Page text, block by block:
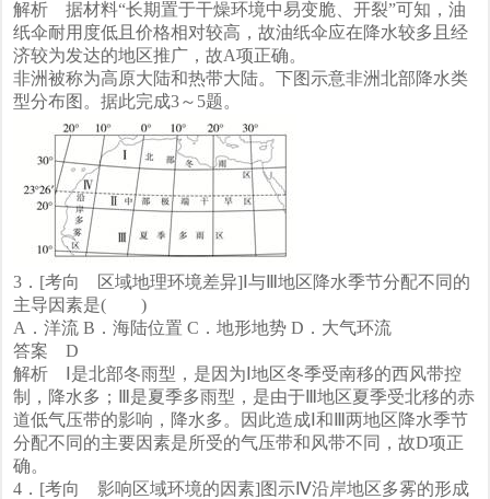
解析 据材料“长期置于干燥环境中易变脆、开裂”可知，油
纸伞耐用度低且价格相对较高，故油纸伞应在降水较多且经
济较为发达的地区推广，故A项正确。
非洲被称为高原大陆和热带大陆。下图示意非洲北部降水类
型分布图。据此完成3～5题。
3．[考向 区域地理环境差异]Ⅰ与Ⅲ地区降水季节分配不同的
主导因素是( )
A．洋流 B．海陆位置 C．地形地势 D．大气环流
答案 D
解析 Ⅰ是北部冬雨型，是因为Ⅰ地区冬季受南移的西风带控
制，降水多；Ⅲ是夏季多雨型，是由于Ⅲ地区夏季受北移的赤
道低气压带的影响，降水多。因此造成Ⅰ和Ⅲ两地区降水季节
分配不同的主要因素是所受的气压带和风带不同，故D项正
确。
4．[考向 影响区域环境的因素]图示Ⅳ沿岸地区多雾的形成